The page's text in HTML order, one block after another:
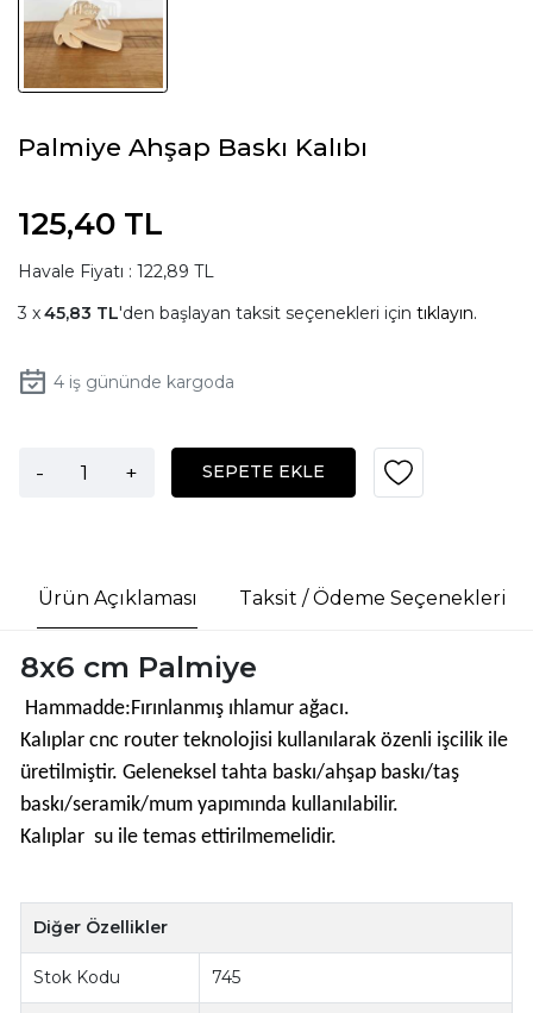
Palmiye Ahşap Baskı Kalıbı
125,40 TL
Havale Fiyatı : 122,89 TL
45,83 TL'den başlayan taksit seçenekleri için tıklayın.
4iş gününde kargoda
- + SEPETE EKLE
Ürün Açıklaması Taksit / Ödeme Seçenekleri
8x6 cm Palmiye
Hammadde:Fırınlanmış ıhlamur ağacı.
Kalıplar cnc router teknolojisi kullanılarak özenli işcilik ile
üretilmiştir. Geleneksel tahta baskı/ahşap baskı/taş
baskı/seramik/mum yapımında kullanılabilir.
Kalıplar su ile temas ettirilmemelidir.
Diğer Özellikler
Stok Kodu 745